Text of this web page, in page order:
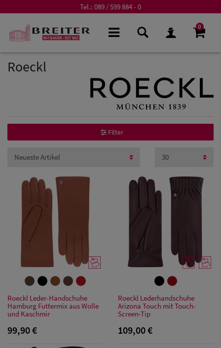
Tel.: 089 / 599 884 - 0
0
Roeckl
Filter
Roeckl Leder-Handschuhe
Hamburg Futtermix aus Wolle
und Kaschmir
99,90 €
Roeckl Lederhandschuhe
Arizona Touch mit Touch-
Screen-Tip
109,00 €